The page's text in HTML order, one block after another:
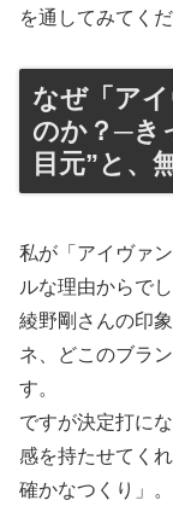
を通してみてくだ
なぜ「ア
のか？─き
目元”と、
私が「アイヴァ
ルな理由からで
綾野剛さんの印
ネ、どこのブラ
す。
ですが決定打に
感を持たせてく
確かなつくり」